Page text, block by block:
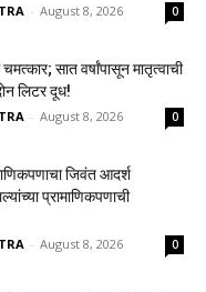
- August 8, 2026 0
सात वर्षांपासून मातृत्वाची
लिटर दूध!
- August 8, 2026 0
जिवंत आदर्श
प्रामाणिकपणाची
- August 8, 2026 0